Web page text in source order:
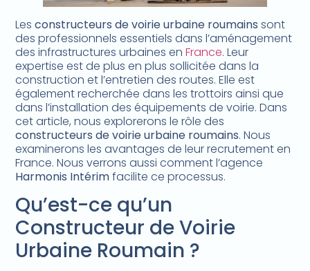
Lesconstructeurs de voirie urbaine roumains sont
des professionnels essentiels dans l’aménagement
des infrastructures urbaines enFrance. Leur
expertise est de plus en plus sollicitée dans la
construction et l’entretien des routes. Elle est
également recherchée dans les trottoirs ainsi que
dans l’installation des équipements de voirie. Dans
cet article, nous explorerons le rôle des
constructeurs de voirie urbaine roumains. Nous
examinerons les avantages de leur recrutement en
France. Nous verrons aussi comment l’agence
Harmonis Intérimfacilite ce processus.
Qu’est-ce qu’un
Constructeur de Voirie
Urbaine Roumain ?